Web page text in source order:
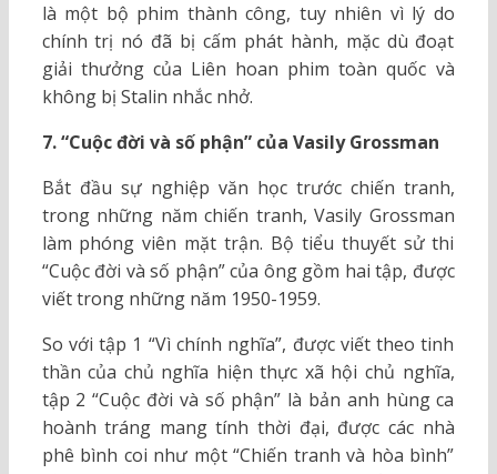
là một bộ phim thành công, tuy nhiên vì lý do
chính trị nó đã bị cấm phát hành, mặc dù đoạt
giải thưởng của Liên hoan phim toàn quốc và
không bị Stalin nhắc nhở.
7. “Cuộc đời và số phận” của Vasily Grossman
Bắt đầu sự nghiệp văn học trước chiến tranh,
trong những năm chiến tranh, Vasily Grossman
làm phóng viên mặt trận. Bộ tiểu thuyết sử thi
“Cuộc đời và số phận” của ông gồm hai tập, được
viết trong những năm 1950-1959.
So với tập 1 “Vì chính nghĩa”, được viết theo tinh
thần của chủ nghĩa hiện thực xã hội chủ nghĩa,
tập 2 “Cuộc đời và số phận” là bản anh hùng ca
hoành tráng mang tính thời đại, được các nhà
phê bình coi như một “Chiến tranh và hòa bình”